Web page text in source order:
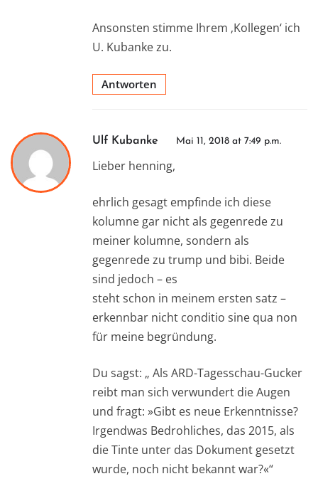
Ansonsten stimme Ihrem ‚Kollegen‘ ich
U. Kubanke zu.
Antworten
Ulf Kubanke Mai 11, 2018 at 7:49 p.m.
Lieber henning,
ehrlich gesagt empfinde ich diese
kolumne gar nicht als gegenrede zu
meiner kolumne, sondern als
gegenrede zu trump und bibi. Beide
sind jedoch – es
steht schon in meinem ersten satz –
erkennbar nicht conditio sine qua non
für meine begründung.
Du sagst: „ Als ARD-Tagesschau-Gucker
reibt man sich verwundert die Augen
und fragt: »Gibt es neue Erkenntnisse?
Irgendwas Bedrohliches, das 2015, als
die Tinte unter das Dokument gesetzt
wurde, noch nicht bekannt war?«“